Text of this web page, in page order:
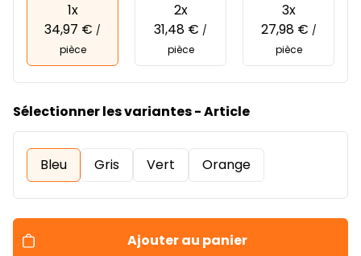
1x
34,97 € /
pièce
2x
31,48 € /
pièce
3x
27,98 € /
pièce
Sélectionner les variantes - Article
Bleu Gris Vert Orange
Ajouter au panier